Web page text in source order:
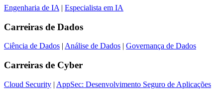
Engenharia de IA | Especialista em IA
Carreiras de Dados
Ciência de Dados | Análise de Dados | Governança de Dados
Carreiras de Cyber
Cloud Security | AppSec: Desenvolvimento Seguro de Aplicações